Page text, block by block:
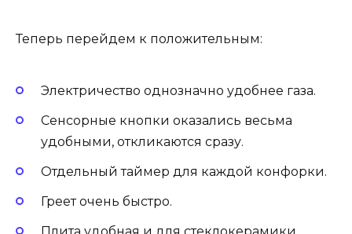
Теперь перейдем к положительным:
Электричество однозначно удобнее газа.
Сенсорные кнопки оказались весьма
удобными, откликаются сразу.
Отдельный таймер для каждой конфорки.
Греет очень быстро.